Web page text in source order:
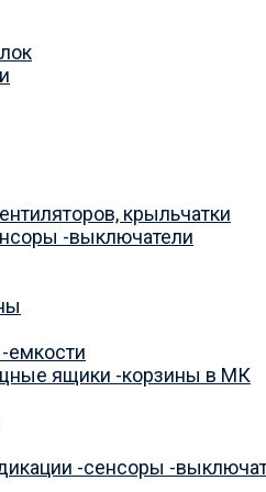
крыльчатки
-выключатели
емкости
ящики -корзины в МК
-сенсоры -